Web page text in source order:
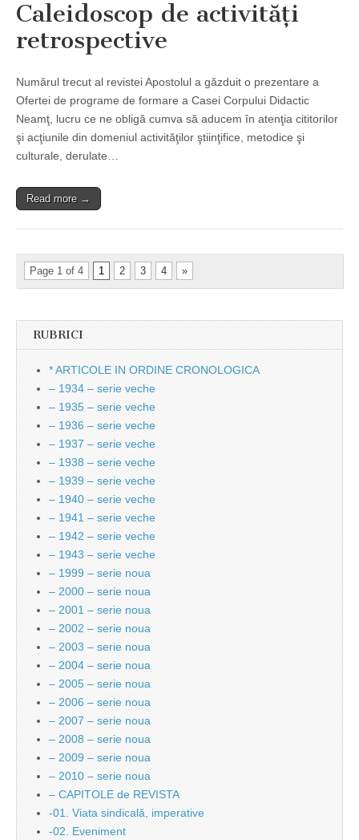
Caleidoscop de activităţi
retrospective
Numărul trecut al revistei Apostolul a găzduit o prezentare a
Ofertei de programe de formare a Casei Corpului Didactic
Neamţ, lucru ce ne obligă cumva să aducem în atenţia cititorilor
şi acţiunile din domeniul activităţilor ştiinţifice, metodice şi
culturale, derulate…
Read more →
Page 1 of 4 1 2 3 4 »
RUBRICI
* ARTICOLE IN ORDINE CRONOLOGICA
– 1934 – serie veche
– 1935 – serie veche
– 1936 – serie veche
– 1937 – serie veche
– 1938 – serie veche
– 1939 – serie veche
– 1940 – serie veche
– 1941 – serie veche
– 1942 – serie veche
– 1943 – serie veche
– 1999 – serie noua
– 2000 – serie noua
– 2001 – serie noua
– 2002 – serie noua
– 2003 – serie noua
– 2004 – serie noua
– 2005 – serie noua
– 2006 – serie noua
– 2007 – serie noua
– 2008 – serie noua
– 2009 – serie noua
– 2010 – serie noua
– CAPITOLE de REVISTA
-01. Viata sindicală, imperative
-02. Eveniment